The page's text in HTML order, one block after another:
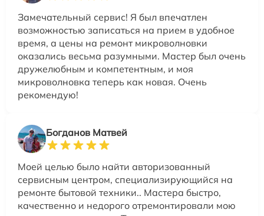
Замечательный сервис! Я был впечатлен
возможностью записаться на прием в удобное
время, а цены на ремонт микроволновки
оказались весьма разумными. Мастер был очень
дружелюбным и компетентным, и моя
микроволновка теперь как новая. Очень
рекомендую!
Богданов Матвей
Моей целью было найти авторизованный
сервисным центром, специализирующийся на
ремонте бытовой техники.. Мастера быстро,
качественно и недорого отремонтировали мою